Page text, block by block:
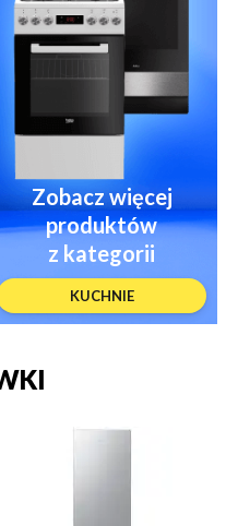
Zobacz więcej
produktów
z kategorii
KUCHNIE